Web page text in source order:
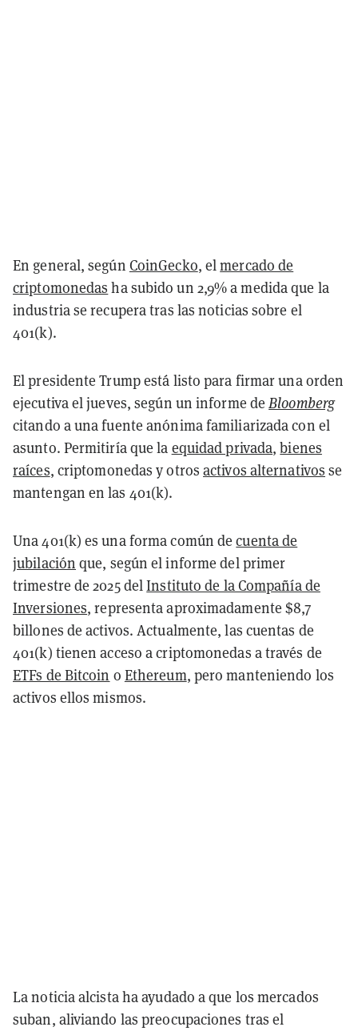
En general, según CoinGecko, elmercado de
criptomonedas ha subido un 2,9% a medida que la
industria se recupera tras las noticias sobre el
401(k).
El presidente Trump está listo para firmar una orden
ejecutiva el jueves, según un informe deBloomberg
citando a una fuente anónima familiarizada con el
asunto. Permitiría que la equidad privada,bienes
raíces, criptomonedas y otrosactivos alternativos se
mantengan en las 401(k).
Una 401(k) es una forma común decuenta de
jubilación que, según el informe del primer
trimestre de 2025 delInstituto de la Compañía de
Inversiones, representa aproximadamente $8,7
billones de activos. Actualmente, las cuentas de
401(k) tienen acceso a criptomonedas a través de
ETFs de Bitcoin o Ethereum, pero manteniendo los
activos ellos mismos.
La noticia alcista ha ayudado a que los mercados
suban, aliviando las preocupaciones tras el